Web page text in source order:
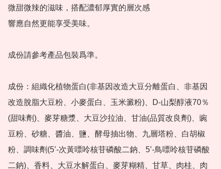
微甜微辣的滋味，搭配濃郁厚實的層次感
響應自然更能享受美味。
成份請參考產品包裝爲準。
成份：組織化植物蛋白(非基因改造大豆分離蛋白、非基因
改造脫脂大豆粉、小麥蛋白、玉米澱粉)、D-山梨醇液70％
(甜味劑)、麥芽糖漿、大豆沙拉油、甘油(品質改良劑)、豌
豆粉、砂糖、醬油、鹽、酵母抽出物、九層塔粉、白胡椒
粉、調味劑(5’-次黃嘌呤核苷磷酸二鈉、5’-鳥嘌呤核苷磷酸
二鈉)、香料、大豆水解蛋白、麥芽糊精、甘草、肉桂、肉